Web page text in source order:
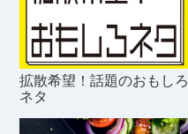
拡散希望！話題のおもしろ
ネタ